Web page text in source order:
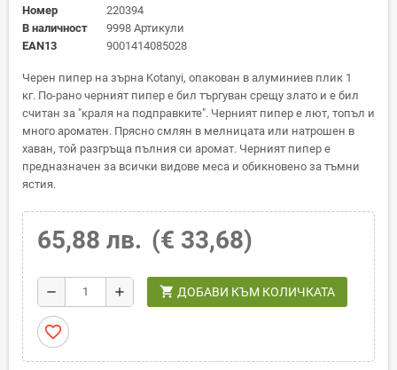
Номер
220394
В наличност
9998 Артикули
EAN13
9001414085028
Черен пипер на зърна Kotanyi, опакован в алуминиев плик 1
кг. По-рано черният пипер е бил търгуван срещу злато и е бил
считан за "краля на подправките". Черният пипер е лют, топъл и
много ароматен. Прясно смлян в мелницата или натрошен в
хаван, той разгръща пълния си аромат. Черният пипер е
предназначен за всички видове меса и обикновено за тъмни
ястия.
65,88 лв. (€ 33,68)
remove add shopping_cart ДОБАВИ КЪМ КОЛИЧКАТА
favorite_border